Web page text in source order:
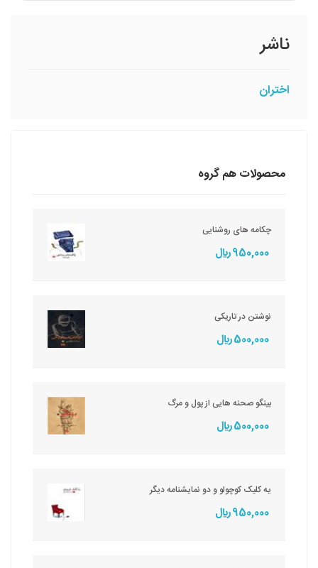
ناشر
اختران
محصولات هم گروه
چکامه های روشنایی
950,000 ريال
نوشتن در تاریکی
500,000 ريال
بینگو صحنه هایی از پول و مرگ
500,000 ريال
یه کلیک کوچولو و دو نمایشنامه دیگر
950,000 ريال